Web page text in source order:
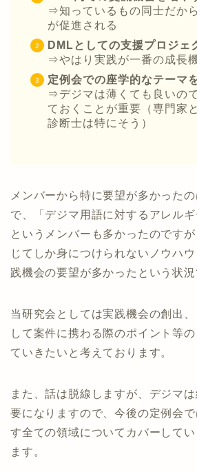
⇒知っているもの同士だか
が促進される
DMLとしての支援プロジェ
⇒やはり実践が一番の成長
定例会での座学的なテーマ
⇒デジマは薄くても良いの
ておくことが重要（専門家
診断士は特にそう）
メンバーから特に要望が多かった
で、「デジマ用語に対するアレルギ
というメンバーも多かったのです
じてしか身につけられないノウハ
践機会の要望が多かったという状況
当研究会としては実践機会の創出
して案件に携わる際のポイント等
ていきたいと考えております。
また、話は脱線しますが、デジマ
要になりますので、今後の定例会
す全ての領域についてカバーして
ます。